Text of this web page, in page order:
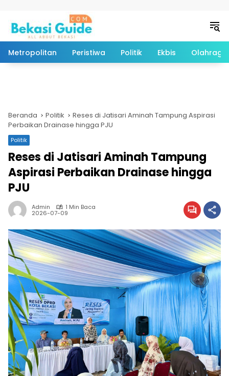
Metropolitan Peristiwa Politik Ekbis Olahraga
Beranda Politik
Reses di Jatisari Aminah Tampung Aspirasi
Perbaikan Drainase hingga PJU
Politik
Reses di Jatisari Aminah Tampung
Aspirasi Perbaikan Drainase hingga
PJU
Admin 1 Min Baca
2026-07-09